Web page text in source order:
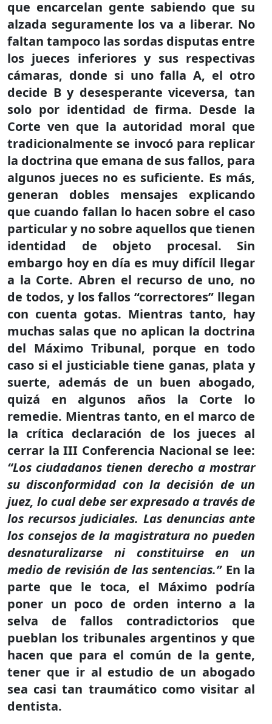
que encarcelan gente sabiendo que su
alzada seguramente los va a liberar. No
faltan tampoco las sordas disputas entre
los jueces inferiores y sus respectivas
cámaras, donde si uno falla A, el otro
decide B y desesperante viceversa, tan
solo por identidad de firma. Desde la
Corte ven que la autoridad moral que
tradicionalmente se invocó para replicar
la doctrina que emana de sus fallos, para
algunos jueces no es suficiente. Es más,
generan dobles mensajes explicando
que cuando fallan lo hacen sobre el caso
particular y no sobre aquellos que tienen
identidad de objeto procesal. Sin
embargo hoy en día es muy difícil llegar
a la Corte. Abren el recurso de uno, no
de todos, y los fallos “correctores” llegan
con cuenta gotas. Mientras tanto, hay
muchas salas que no aplican la doctrina
del Máximo Tribunal, porque en todo
caso si el justiciable tiene ganas, plata y
suerte, además de un buen abogado,
quizá en algunos años la Corte lo
remedie. Mientras tanto, en el marco de
la crítica declaración de los jueces al
cerrar la III Conferencia Nacional se lee:
“Los ciudadanos tienen derecho a mostrar
su disconformidad con la decisión de un
juez, lo cual debe ser expresado a través de
los recursos judiciales. Las denuncias ante
los consejos de la magistratura no pueden
desnaturalizarse ni constituirse en un
medio de revisión de las sentencias.”En la
parte que le toca, el Máximo podría
poner un poco de orden interno a la
selva de fallos contradictorios que
pueblan los tribunales argentinos y que
hacen que para el común de la gente,
tener que ir al estudio de un abogado
sea casi tan traumático como visitar al
dentista.